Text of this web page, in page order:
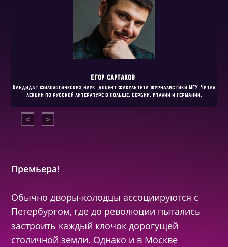
Премьера!
Обычно дворы-колодцы ассоциируются с
Петербургом, где до революции пытались
застроить каждый клочок дорогущей
столичной земли. Однако и в Москве
ЕГОР САРТАКОВ
Кандидат филологических наук, доцент факультета журналистики МГУ. Читал
лекции по русской литературе в Польше, Сербии, Италии и Германии.